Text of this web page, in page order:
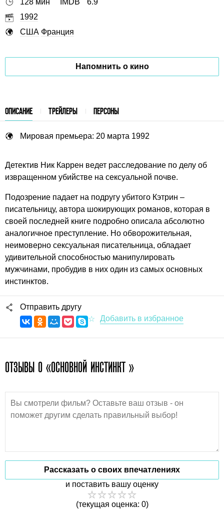
128 мин
IMDB
6.9
1992
США Франция
Напомнить о кино
ОПИСАНИЕ ТРЕЙЛЕРЫ ПЕРСОНЫ
Мировая премьера: 20 марта 1992
Детектив Ник Каррен ведет расследование по делу об
извращенном убийстве на сексуальной почве.
Подозрение падает на подругу убитого Кэтрин –
писательницу, автора шокирующих романов, которая в
своей последней книге подробно описала абсолютно
аналогичное преступление. Но обворожительная,
неимоверно сексуальная писательница, обладает
удивительной способностью манипулировать
мужчинами, пробудив в них один из самых основных
инстинктов.
Отправить другу
ОТЗЫВЫ О «ОСНОВНОЙ ИНСТИНКТ »
Рассказать о своих впечатлениях
и поставить вашу оценку
(текущая оценка: 0)